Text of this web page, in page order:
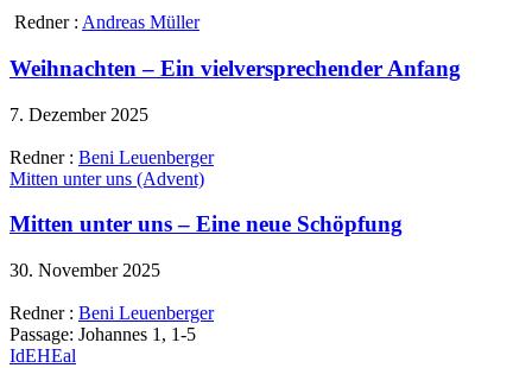
Redner : Andreas Müller
Weihnachten – Ein vielversprechender Anfang
7. Dezember 2025
Redner : Beni Leuenberger
Mitten unter uns (Advent)
Mitten unter uns – Eine neue Schöpfung
30. November 2025
Redner : Beni Leuenberger
Passage: Johannes 1, 1-5
IdEHEal